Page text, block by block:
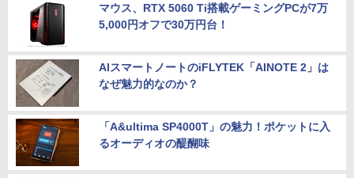
マウス、RTX 5060 Ti搭載ゲーミングPCが7万
5,000円オフで30万円台！
AIスマートノートのiFLYTEK「AINOTE 2」は
なぜ魅力的なのか？
「A&ultima SP4000T」の魅力！ポケットに入
るオーディオの醍醐味